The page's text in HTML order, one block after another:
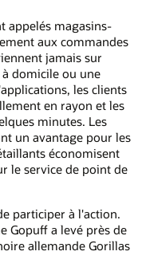
appelés magasins-
aux commandes
jamais sur
domicile ou une
les clients
en rayon et les
minutes. Les
un avantage pour les
économisent
le service de point de
participer à l'action.
Gopuff a levé près de
allemande Gorillas